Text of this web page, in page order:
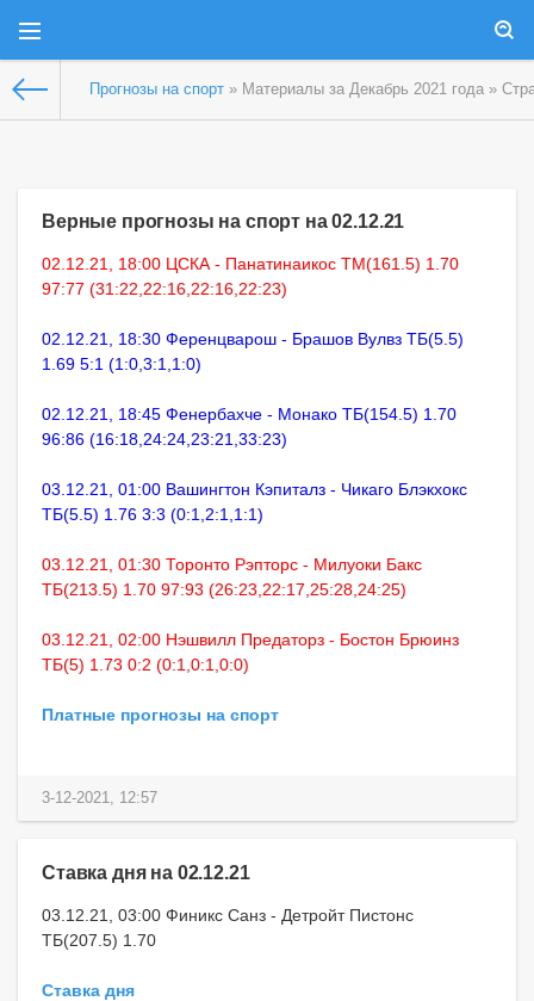
Прогнозы на спорт » Материалы за Декабрь 2021 года »
Верные прогнозы на спорт на 02.12.21
02.12.21, 18:00 ЦСКА - Панатинаикос ТМ(161.5) 1.70
97:77 (31:22,22:16,22:16,22:23)
02.12.21, 18:30 Ференцварош - Брашов Вулвз ТБ(5.5)
1.69 5:1 (1:0,3:1,1:0)
02.12.21, 18:45 Фенербахче - Монако ТБ(154.5) 1.70
96:86 (16:18,24:24,23:21,33:23)
03.12.21, 01:00 Вашингтон Кэпиталз - Чикаго Блэкхокс
ТБ(5.5) 1.76 3:3 (0:1,2:1,1:1)
03.12.21, 01:30 Торонто Рэпторс - Милуоки Бакс
ТБ(213.5) 1.70 97:93 (26:23,22:17,25:28,24:25)
03.12.21, 02:00 Нэшвилл Предаторз - Бостон Брюинз
ТБ(5) 1.73 0:2 (0:1,0:1,0:0)
Платные прогнозы на спорт
3-12-2021, 12:57
Ставка дня на 02.12.21
03.12.21, 03:00 Финикс Санз - Детройт Пистонс
ТБ(207.5) 1.70
Ставка дня